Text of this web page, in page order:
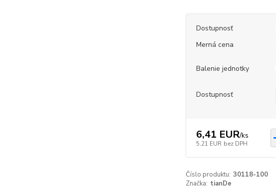
Dostupnosť
Merná cena
Balenie jednotky
Dostupnosť
6,41 EUR/ks
5,21 EUR bez DPH
Číslo produktu: 30118-100
Značka: tianDe